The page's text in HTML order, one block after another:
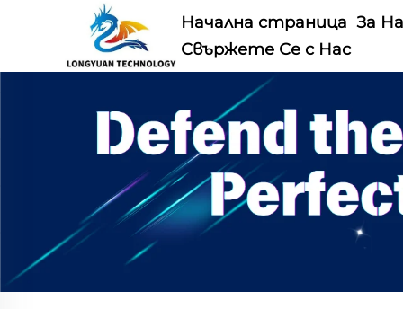
Начална страница За
Свържете Се с Нас